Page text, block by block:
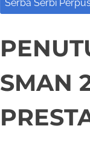
Serba Serbi
SMAN